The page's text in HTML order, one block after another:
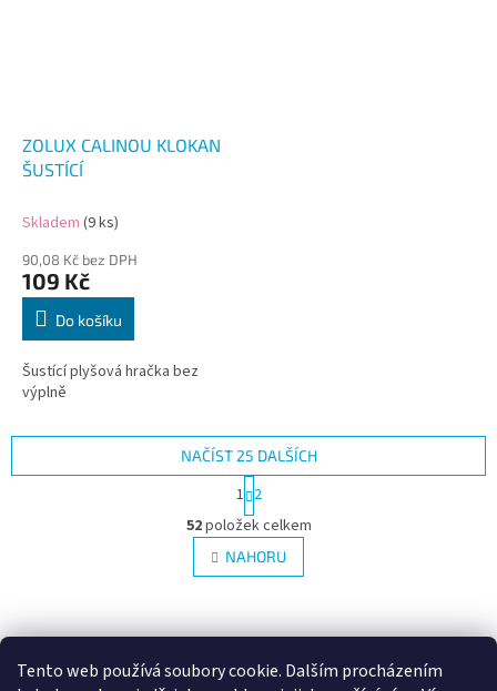
Tento web používá soubory cookie. Dalším procházením
ZOLUX CALINOU KLOKAN
ŠUSTÍCÍ
Skladem (9 ks)
90,08 Kč bez DPH
109 Kč
Do košíku
Šustící plyšová hračka bez
výplně
O
v
l
á
c
í
p
NAČÍST 25 DALŠÍCH
S
t
r
á
n
k
á
í
1 2
52položek celkem
NAHORU
á